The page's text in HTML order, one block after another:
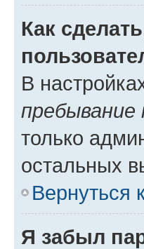
Как
В
пребывание
только
остальных
Вернуться
Я забыл